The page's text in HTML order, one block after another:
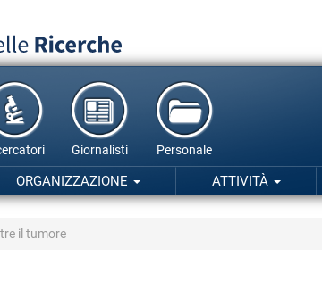
Giornalisti Personale
ORGANIZZAZIONE ATTIVITÀ
il tumore